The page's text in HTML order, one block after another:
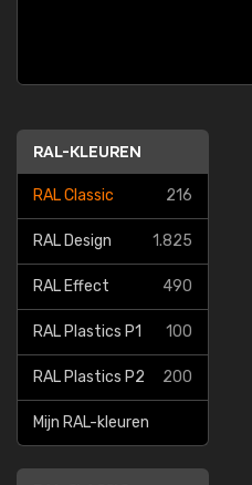
RAL-KLEUREN
RAL Classic 216
RAL Design 1.825
RAL Effect 490
RAL Plastics P1 100
RAL Plastics P2 200
Mijn RAL-kleuren